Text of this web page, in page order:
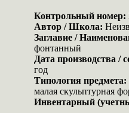
Контрольный номер:
Автор / Школа:
Заглавие /
фонтанный
Дата производства /
год
Типология предмета:
малая скульптурная
Инвентарный